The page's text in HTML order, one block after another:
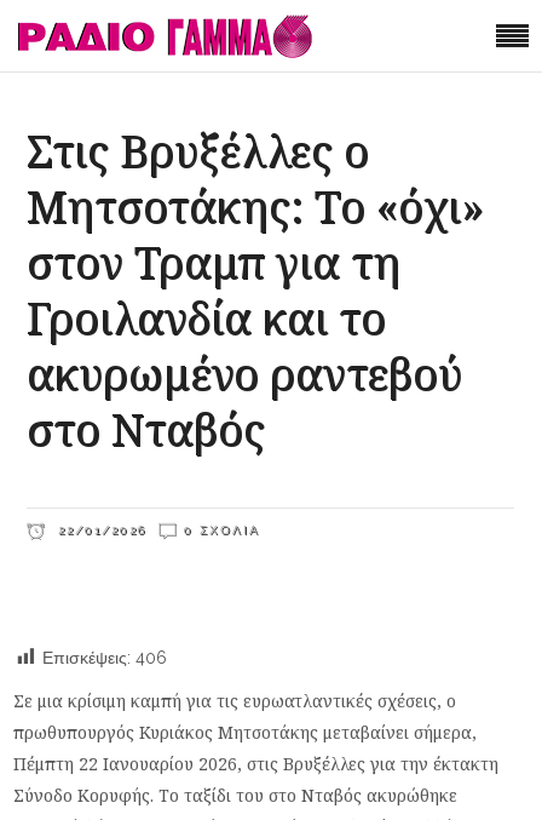
Στις Βρυξέλλες ο
Μητσοτάκης: Το «όχι»
στον Τραμπ για τη
Γροιλανδία και το
ακυρωμένο ραντεβού
στο Νταβός
22/01/2026 0 ΣΧΌΛΙΑ
Επισκέψεις: 406
Σε μια κρίσιμη καμπή για τις ευρωατλαντικές σχέσεις, ο
πρωθυπουργός Κυριάκος Μητσοτάκης μεταβαίνει σήμερα,
Πέμπτη 22 Ιανουαρίου 2026, στις Βρυξέλλες για την έκτακτη
Σύνοδο Κορυφής. Το ταξίδι του στο Νταβός ακυρώθηκε